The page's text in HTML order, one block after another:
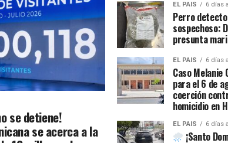
se detiene!
se acerca a la
EL PAIS 6 días
Perro
sospechoso:
presunta
EL PAIS 6 días
Caso Melanie
para el 6 de
coerción
homicidio en
EL PAIS 6 días
¡Santo